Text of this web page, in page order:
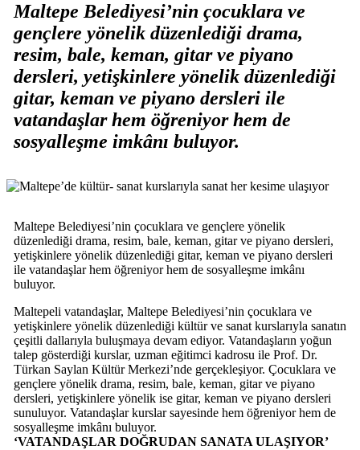
Maltepe Belediyesi’nin çocuklara ve
gençlere yönelik düzenlediği drama,
resim, bale, keman, gitar ve piyano
dersleri, yetişkinlere yönelik düzenlediği
gitar, keman ve piyano dersleri ile
vatandaşlar hem öğreniyor hem de
sosyalleşme imkânı buluyor.
Maltepe Belediyesi’nin çocuklara ve gençlere yönelik
düzenlediği drama, resim, bale, keman, gitar ve piyano dersleri,
yetişkinlere yönelik düzenlediği gitar, keman ve piyano dersleri
ile vatandaşlar hem öğreniyor hem de sosyalleşme imkânı
buluyor.
Maltepeli vatandaşlar, Maltepe Belediyesi’nin çocuklara ve
yetişkinlere yönelik düzenlediği kültür ve sanat kurslarıyla sanatın
çeşitli dallarıyla buluşmaya devam ediyor. Vatandaşların yoğun
talep gösterdiği kurslar, uzman eğitimci kadrosu ile Prof. Dr.
Türkan Saylan Kültür Merkezi’nde gerçekleşiyor. Çocuklara ve
gençlere yönelik drama, resim, bale, keman, gitar ve piyano
dersleri, yetişkinlere yönelik ise gitar, keman ve piyano dersleri
sunuluyor. Vatandaşlar kurslar sayesinde hem öğreniyor hem de
sosyalleşme imkânı buluyor.
‘VATANDAŞLAR DOĞRUDAN SANATA ULAŞIYOR’